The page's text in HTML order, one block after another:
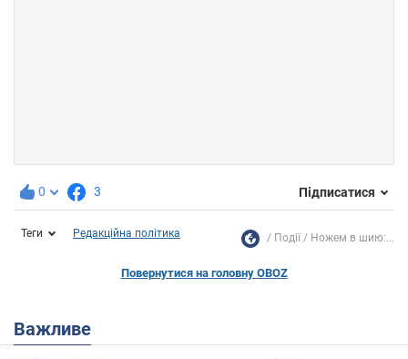
0 3 Підписатися
Теги Редакційна політика Події Ножем в шию:...
Повернутися на головну OBOZ
Важливе